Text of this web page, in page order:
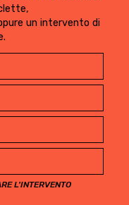
un intervento di
L'INTERVENTO